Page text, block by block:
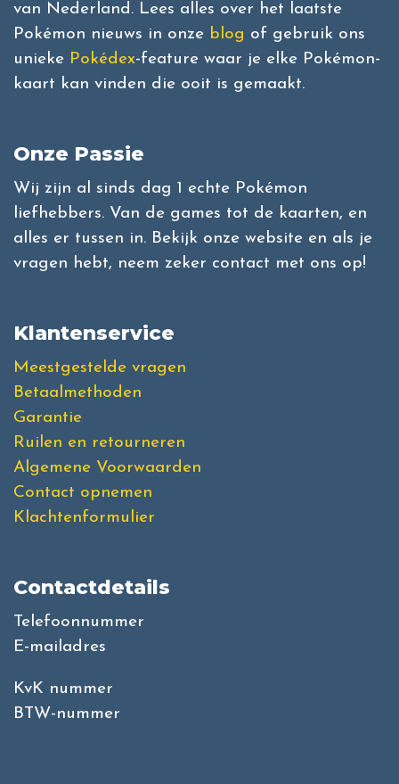
van Nederland. Lees alles over het laatste
Pokémon nieuws in onze blog of gebruik ons
unieke Pokédex-feature waar je elke Pokémon-
kaart kan vinden die ooit is gemaakt.
Onze Passie
Wij zijn al sinds dag 1 echte Pokémon
liefhebbers. Van de games tot de kaarten, en
alles er tussen in. Bekijk onze website en als je
vragen hebt, neem zeker contact met ons op!
Klantenservice
Meestgestelde vragen
Betaalmethoden
Garantie
Ruilen en retourneren
Algemene Voorwaarden
Contact opnemen
Klachtenformulier
Contactdetails
Telefoonnummer
E-mailadres
KvK nummer
BTW-nummer